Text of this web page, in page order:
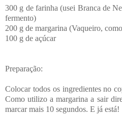
300 g de farinha (usei Branca de
fermento)
200 g de margarina (Vaqueiro,
100 g de açúcar
Preparação:
Colocar todos os ingredientes no
Como utilizo a margarina a sair
marcar mais 10 segundos. E já está!